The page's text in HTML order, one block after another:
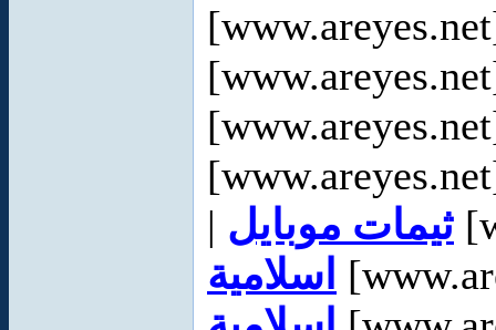
| ثيمات موبايل
اسلامية